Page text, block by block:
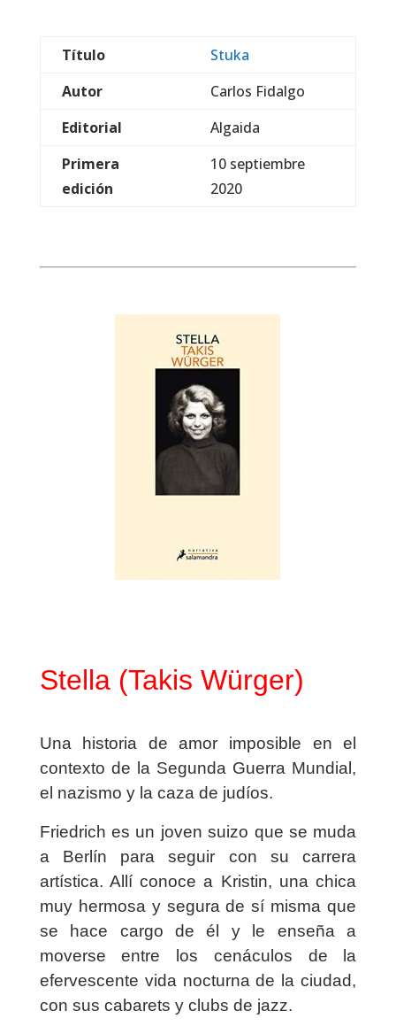
Título
Stuka
Autor
Carlos Fidalgo
Editorial
Algaida
Primera
edición
10 septiembre
2020
Stella (Takis Würger)
Una historia de amor imposible en el
contexto de la Segunda Guerra Mundial,
el nazismo y la caza de judíos.
Friedrich es un joven suizo que se muda
a Berlín para seguir con su carrera
artística. Allí conoce a Kristin, una chica
muy hermosa y segura de sí misma que
se hace cargo de él y le enseña a
moverse entre los cenáculos de la
efervescente vida nocturna de la ciudad,
con sus cabarets y clubs de jazz.